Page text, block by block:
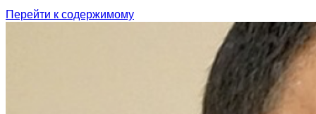
Перейти к содержимому